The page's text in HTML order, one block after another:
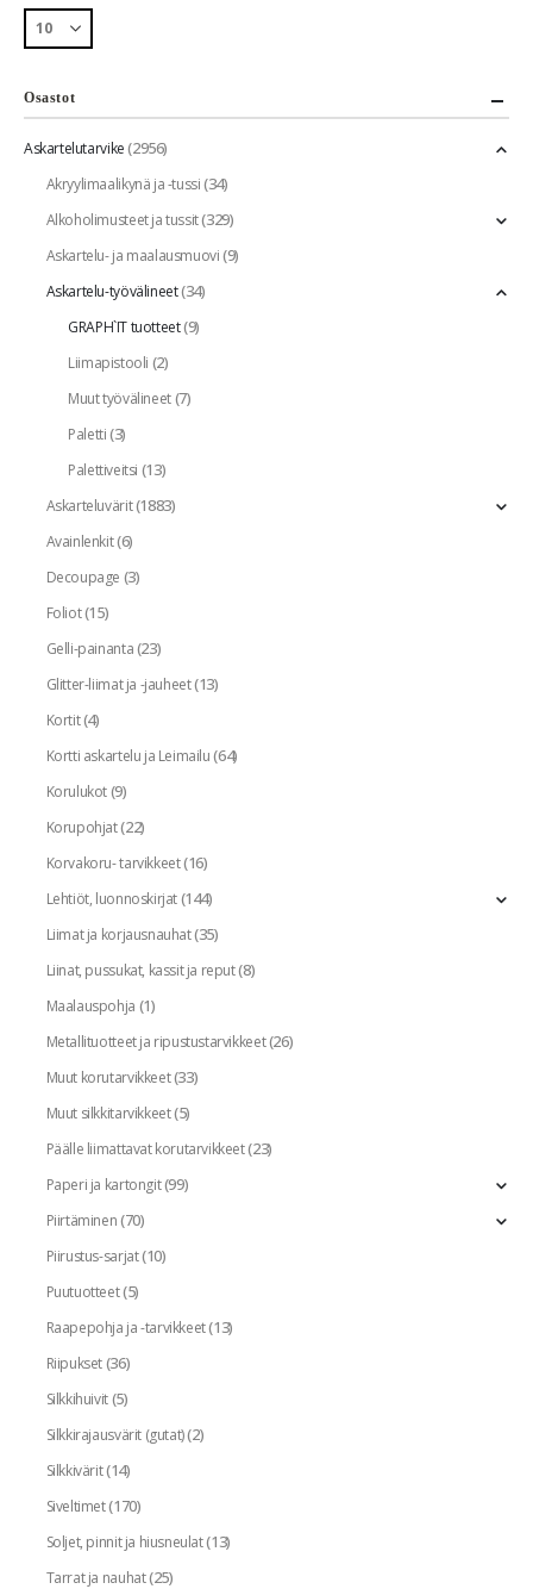
Osastot
Askartelutarvike(2956)
Akryylimaalikynä ja -tussi(34)
Alkoholimusteet ja tussit(329)
Askartelu- ja maalausmuovi(9)
Askartelu-työvälineet(34)
GRAPH`IT tuotteet(9)
Liimapistooli (2)
Muut työvälineet(7)
Paletti(3)
Palettiveitsi (13)
Askarteluvärit(1883)
Avainlenkit(6)
Decoupage (3)
Foliot(15)
Gelli-painanta(23)
Glitter-liimat ja -jauheet(13)
Kortit(4)
Kortti askartelu ja Leimailu(64)
Korulukot(9)
Korupohjat(22)
Korvakoru- tarvikkeet(16)
Lehtiöt, luonnoskirjat(144)
Liimat ja korjausnauhat(35)
Liinat, pussukat, kassit ja reput(8)
Maalauspohja (1)
Metallituotteet ja ripustustarvikkeet(26)
Muut korutarvikkeet(33)
Muut silkkitarvikkeet(5)
Päälle liimattavat korutarvikkeet(23)
Paperi ja kartongit(99)
Piirtäminen(70)
Piirustus-sarjat(10)
Puutuotteet(5)
Raapepohja ja -tarvikkeet(13)
Riipukset(36)
Silkkihuivit(5)
Silkkirajausvärit (gutat)(2)
Silkkivärit(14)
Siveltimet(170)
Soljet, pinnit ja hiusneulat(13)
Tarrat ja nauhat(25)